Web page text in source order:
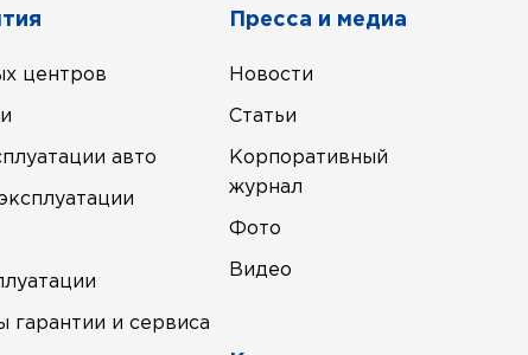
центров
авто
гарантии и сервиса
Пресса и медиа
Новости
Статьи
Корпоративный
журнал
Фото
Видео